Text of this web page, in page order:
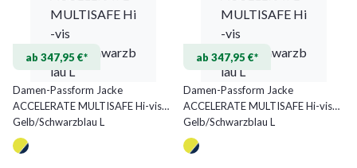
ab 347,95 €*
Damen-Passform Jacke
ACCELERATE MULTISAFE Hi-vis
Gelb/Schwarzblau L
ab 347,95 €*
Damen-Passform Jacke
ACCELERATE MULTISAFE Hi-vis
Gelb/Schwarzblau L